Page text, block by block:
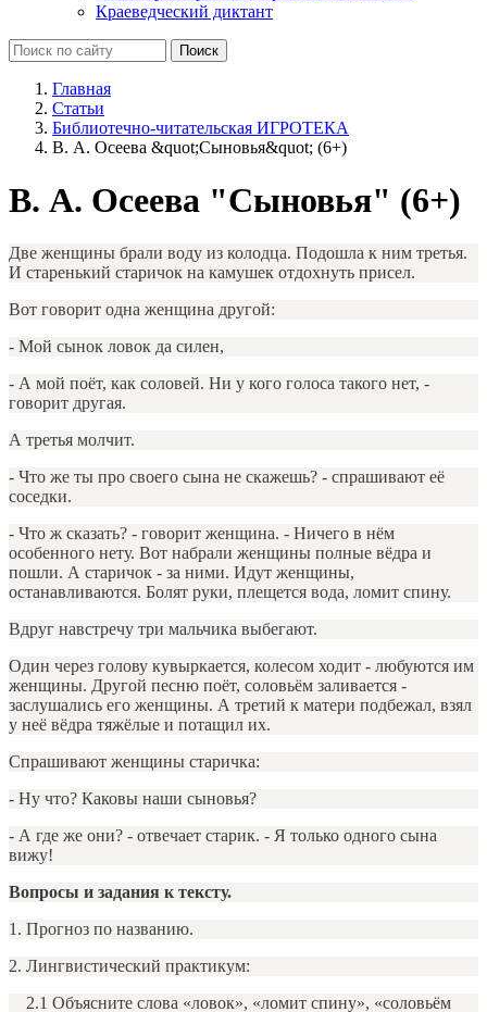
Краеведческий диктант
Главная
Статьи
Библиотечно-читательская ИГРОТЕКА
В. А. Осеева &quot;Сыновья&quot; (6+)
В. А. Осеева "Сыновья" (6+)
Две женщины брали воду из колодца. Подошла к ним третья.
И старенький старичок на камушек отдохнуть присел.
Вот говорит одна женщина другой:
- Мой сынок ловок да силен,
- А мой поёт, как соловей. Ни у кого голоса такого нет, -
говорит другая.
А третья молчит.
- Что же ты про своего сына не скажешь? - спрашивают её
соседки.
- Что ж сказать? - говорит женщина. - Ничего в нём
особенного нету. Вот набрали женщины полные вёдра и
пошли. А старичок - за ними. Идут женщины,
останавливаются. Болят руки, плещется вода, ломит спину.
Вдруг навстречу три мальчика выбегают.
Один через голову кувыркается, колесом ходит - любуются им
женщины. Другой песню поёт, соловьём заливается -
заслушались его женщины. А третий к матери подбежал, взял
у неё вёдра тяжёлые и потащил их.
Спрашивают женщины старичка:
- Ну что? Каковы наши сыновья?
- А где же они? - отвечает старик. - Я только одного сына
вижу!
Вопросы и задания к тексту.
1. Прогноз по названию.
2. Лингвистический практикум:
2.1 Объясните слова «ловок», «ломит спину», «соловьём